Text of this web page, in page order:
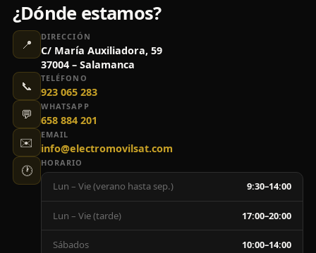
¿Dónde estamos?
📍
DIRECCIÓN
C/ María Auxiliadora, 59
37004 – Salamanca
📞
TELÉFONO
923 065 283
💬
WHATSAPP
658 884 201
✉️
EMAIL
info@electromovilsat.com
🕐
HORARIO
Lun – Vie (verano hasta sep.) 9:30–14:00
Lun – Vie (tarde) 17:00–20:00
Sábados 10:00–14:00